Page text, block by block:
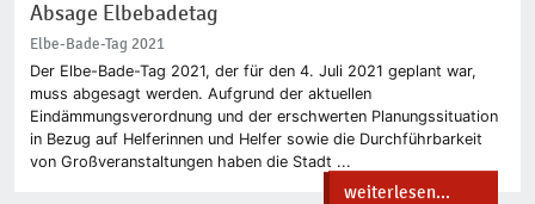
Absage Elbebadetag
Elbe-Bade-Tag 2021
Der Elbe-Bade-Tag 2021, der für den 4. Juli 2021 geplant war,
muss abgesagt werden. Aufgrund der aktuellen
Eindämmungsverordnung und der erschwerten Planungssituation
in Bezug auf Helferinnen und Helfer sowie die Durchführbarkeit
von Großveranstaltungen haben die Stadt ...
weiterlesen...